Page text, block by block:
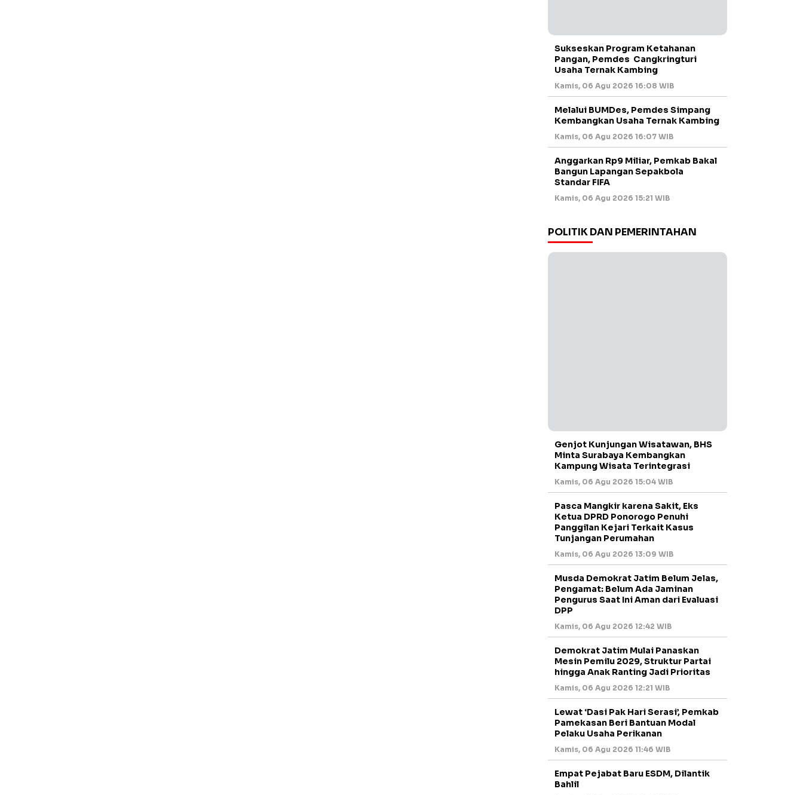
Sukseskan Program Ketahanan
Pangan, Pemdes Cangkringturi
Usaha Ternak Kambing
Kamis, 06 Agu 2026 16:08 WIB
Melalui BUMDes, Pemdes Simpang
Kembangkan Usaha Ternak Kambing
Kamis, 06 Agu 2026 16:07 WIB
Anggarkan Rp9 Miliar, Pemkab Bakal
Bangun Lapangan Sepakbola
Standar FIFA
Kamis, 06 Agu 2026 15:21 WIB
POLITIK DAN PEMERINTAHAN
Genjot Kunjungan Wisatawan, BHS
Minta Surabaya Kembangkan
Kampung Wisata Terintegrasi
Kamis, 06 Agu 2026 15:04 WIB
Pasca Mangkir karena Sakit, Eks
Ketua DPRD Ponorogo Penuhi
Panggilan Kejari Terkait Kasus
Tunjangan Perumahan
Kamis, 06 Agu 2026 13:09 WIB
Musda Demokrat Jatim Belum Jelas,
Pengamat: Belum Ada Jaminan
Pengurus Saat Ini Aman dari Evaluasi
DPP
Kamis, 06 Agu 2026 12:42 WIB
Demokrat Jatim Mulai Panaskan
Mesin Pemilu 2029, Struktur Partai
hingga Anak Ranting Jadi Prioritas
Kamis, 06 Agu 2026 12:21 WIB
Lewat ‘Dasi Pak Hari Serasi’, Pemkab
Pamekasan Beri Bantuan Modal
Pelaku Usaha Perikanan
Kamis, 06 Agu 2026 11:46 WIB
Empat Pejabat Baru ESDM, Dilantik
Bahlil